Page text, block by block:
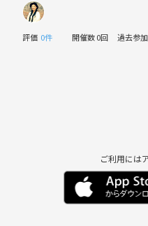
評価 0件 開催数 0回 過去参
ご利用には